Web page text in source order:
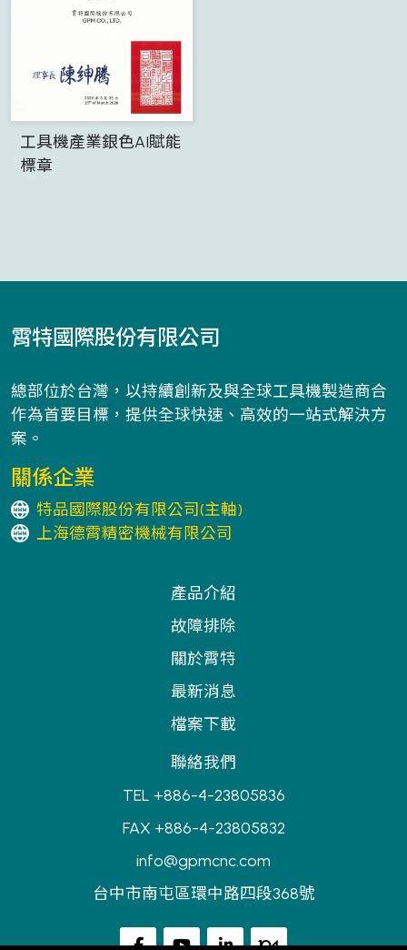
工具機產業銀色AI賦能
標章
霄特國際股份有限公司
總部位於台灣，以持續創新及與全球工具機製造商合
作為首要目標，提供全球快速、高效的一站式解決方
案。
關係企業
特品國際股份有限公司(主軸)
上海德霄精密機械有限公司
產品介紹
故障排除
關於霄特
最新消息
檔案下載
聯絡我們
TEL +886-4-23805836
FAX +886-4-23805832
info@gpmcnc.com
台中市南屯區環中路四段368號